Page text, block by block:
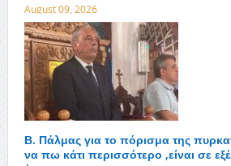
August 09, 2026
Β. Πάλμας για το πόρισμα της
να πω κάτι περισσότερο ,είναι σε